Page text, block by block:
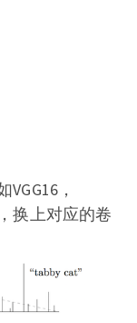
，
换上对应的卷